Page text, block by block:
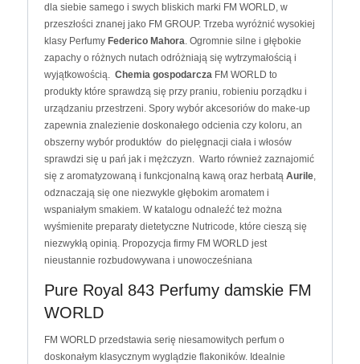
dla siebie samego i swych bliskich marki FM WORLD, w
przeszłości znanej jako FM GROUP. Trzeba wyróżnić wysokiej
klasy Perfumy Federico Mahora. Ogromnie silne i głębokie
zapachy o różnych nutach odróżniają się wytrzymałością i
wyjątkowością. Chemia gospodarczaFM WORLD to
produkty które sprawdzą się przy praniu, robieniu porządku i
urządzaniu przestrzeni. Spory wybór akcesoriów do make-up
zapewnia znalezienie doskonałego odcienia czy koloru, an
obszerny wybór produktów do pielęgnacji ciała i włosów
sprawdzi się u pań jak i mężczyzn. Warto również zaznajomić
się z aromatyzowaną i funkcjonalną kawą oraz herbatą Aurile,
odznaczają się one niezwykle głębokim aromatem i
wspaniałym smakiem. W katalogu odnaleźć też można
wyśmienite preparaty dietetyczne Nutricode, które cieszą się
niezwykłą opinią. Propozycja firmy FM WORLD jest
nieustannie rozbudowywana i unowocześniana
Pure Royal 843 Perfumy damskie FM
WORLD
FM WORLD przedstawia serię niesamowitych perfum o
doskonałym klasycznym wyglądzie flakoników. Idealnie